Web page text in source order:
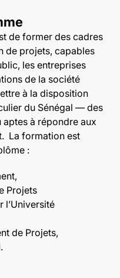
de former des cadres
de projets, capables
les entreprises
de la société
à la disposition
du Sénégal — des
à répondre aux
La formation est
:
,
Projets
l’Université
de Projets,